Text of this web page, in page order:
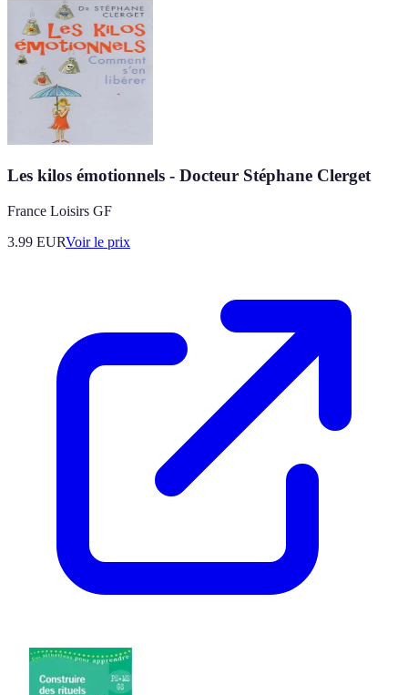
Les kilos émotionnels - Docteur Stéphane Clerget
France Loisirs GF
3.99 EURVoir le prix